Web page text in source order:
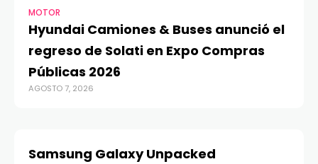
MOTOR
Hyundai Camiones & Buses anunció el
regreso de Solati en Expo Compras
Públicas 2026
AGOSTO 7, 2026
Samsung Galaxy Unpacked